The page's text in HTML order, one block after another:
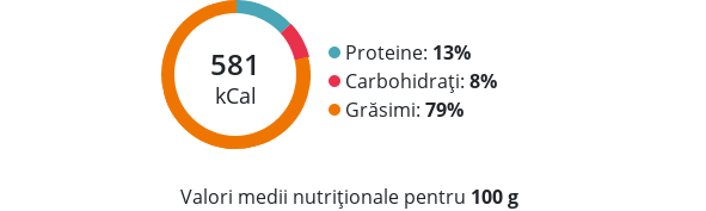
581
kCal
Proteine: 13%
Carbohidrați: 8%
Grăsimi: 79%
Valori medii nutriționale pentru 100 g